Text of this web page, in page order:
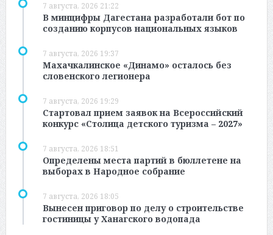
7 августа, 2026 21:22
В минцифры Дагестана разработали бот по
созданию корпусов национальных языков
7 августа, 2026 19:37
Махачкалинское «Динамо» осталось без
словенского легионера
7 августа, 2026 19:29
Стартовал прием заявок на Всероссийский
конкурс «Столица детского туризма – 2027»
7 августа, 2026 18:51
Определены места партий в бюллетене на
выборах в Народное собрание
7 августа, 2026 18:05
Вынесен приговор по делу о строительстве
гостиницы у Ханагского водопада